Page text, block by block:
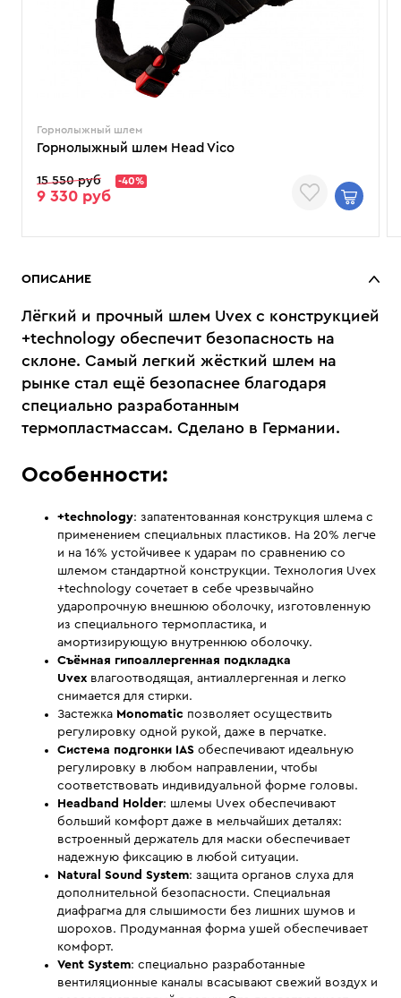
Горнолыжный шлем
Горнолыжный шлем Head Vico
15 550 руб -40%
9 330 руб
ОПИСАНИЕ
Лёгкий и прочный шлем Uvex с конструкцией
+technology обеспечит безопасность на
склоне. Самый легкий жёсткий шлем на
рынке стал ещё безопаснее благодаря
специально разработанным
термопластмассам. Сделано в Германии.
Особенности:
+technology: запатентованная конструкция шлема с
применением специальных пластиков. На 20% легче
и на 16% устойчивее к ударам по сравнению со
шлемом стандартной конструкции. Технология Uvex
+technology сочетает в себе чрезвычайно
ударопрочную внешнюю оболочку, изготовленную
из специального термопластика, и
амортизирующую внутреннюю оболочку.
Съёмная гипоаллергенная подкладка
Uvex влагоотводящая, антиаллергенная и легко
снимается для стирки.
Застежка Monomatic позволяет осуществить
регулировку одной рукой, даже в перчатке.
Система подгонки IAS обеспечивают идеальную
регулировку в любом направлении, чтобы
соответствовать индивидуальной форме головы.
Headband Holder: шлемы Uvex обеспечивают
больший комфорт даже в мельчайших деталях:
встроенный держатель для маски обеспечивает
надежную фиксацию в любой ситуации.
Natural Sound System: защита органов слуха для
дополнительной безопасности. Специальная
диафрагма для слышимости без лишних шумов и
шорохов. Продуманная форма ушей обеспечивает
комфорт.
Vent System: cпециально разработанные
вентиляционные каналы всасывают свежий воздух и